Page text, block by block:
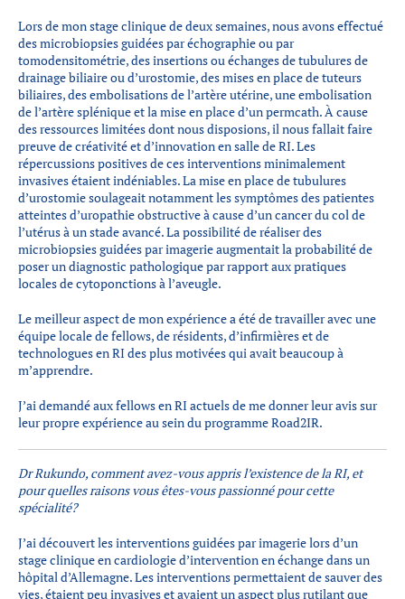
Lors de mon stage clinique de deux semaines, nous avons effectué
des microbiopsies guidées par échographie ou par
tomodensitométrie, des insertions ou échanges de tubulures de
drainage biliaire ou d’urostomie, des mises en place de tuteurs
biliaires, des embolisations de l’artère utérine, une embolisation
de l’artère splénique et la mise en place d’un permcath. À cause
des ressources limitées dont nous disposions, il nous fallait faire
preuve de créativité et d’innovation en salle de RI. Les
répercussions positives de ces interventions minimalement
invasives étaient indéniables. La mise en place de tubulures
d’urostomie soulageait notamment les symptômes des patientes
atteintes d’uropathie obstructive à cause d’un cancer du col de
l’utérus à un stade avancé. La possibilité de réaliser des
microbiopsies guidées par imagerie augmentait la probabilité de
poser un diagnostic pathologique par rapport aux pratiques
locales de cytoponctions à l’aveugle.
Le meilleur aspect de mon expérience a été de travailler avec une
équipe locale de fellows, de résidents, d’infirmières et de
technologues en RI des plus motivées qui avait beaucoup à
m’apprendre.
J’ai demandé aux fellows en RI actuels de me donner leur avis sur
leur propre expérience au sein du programme Road2IR.
Dr Rukundo, comment avez-vous appris l’existence de la RI, et
pour quelles raisons vous êtes-vous passionné pour cette
spécialité?
J’ai découvert les interventions guidées par imagerie lors d’un
stage clinique en cardiologie d’intervention en échange dans un
hôpital d’Allemagne. Les interventions permettaient de sauver des
vies, étaient peu invasives et avaient un aspect plus rutilant que